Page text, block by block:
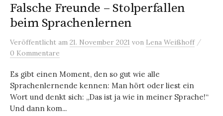
Falsche Freunde – Stolperfallen
beim Sprachenlernen
Veröffentlicht am 21. November 2021 von Lena Weißhoff /
0 Kommentare
Es gibt einen Moment, den so gut wie alle
Sprachenlernende kennen: Man hört oder liest ein
Wort und denkt sich: „Das ist ja wie in meiner Sprache!“
Und dann kom...